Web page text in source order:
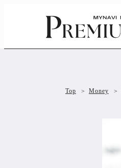
Top Money